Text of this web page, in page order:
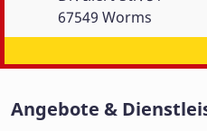
67549 Worms
Angebote &